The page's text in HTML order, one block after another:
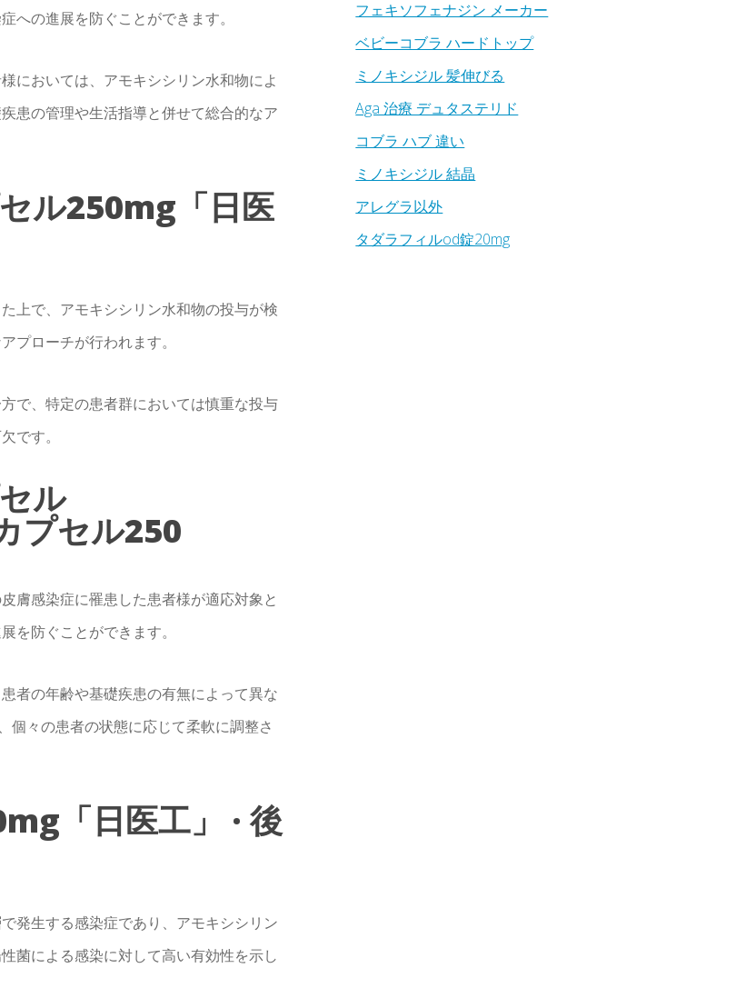
への進展を防ぐことができます。
においては、アモキシシリン水和物によ
患の管理や生活指導と併せて総合的なア
ル250mg「日医
上で、アモキシシリン水和物の投与が検
プローチが行われます。
で、特定の患者群においては慎重な投与
です。
ル
プセル250
膚感染症に罹患した患者様が適応対象と
を防ぐことができます。
者の年齢や基礎疾患の有無によって異な
個々の患者の状態に応じて柔軟に調整さ
「日医工」 · 後
発生する感染症であり、アモキシシリン
菌による感染に対して高い有効性を示し
フェキソフェナジン メーカー
ベビーコブラ ハードトップ
ミノキシジル 髪伸びる
Aga 治療 デュタステリド
コブラ ハブ 違い
ミノキシジル 結晶
アレグラ以外
タダラフィルod錠20mg